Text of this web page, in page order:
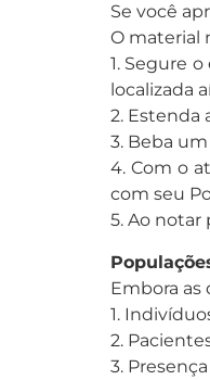
Se você
O material
1. Segure
localizada
2. Estenda
3. Beba
4. Com o
com seu
5. Ao notar
Embora as
1.
2.
3.